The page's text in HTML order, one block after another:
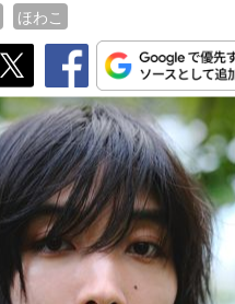
ほわこ